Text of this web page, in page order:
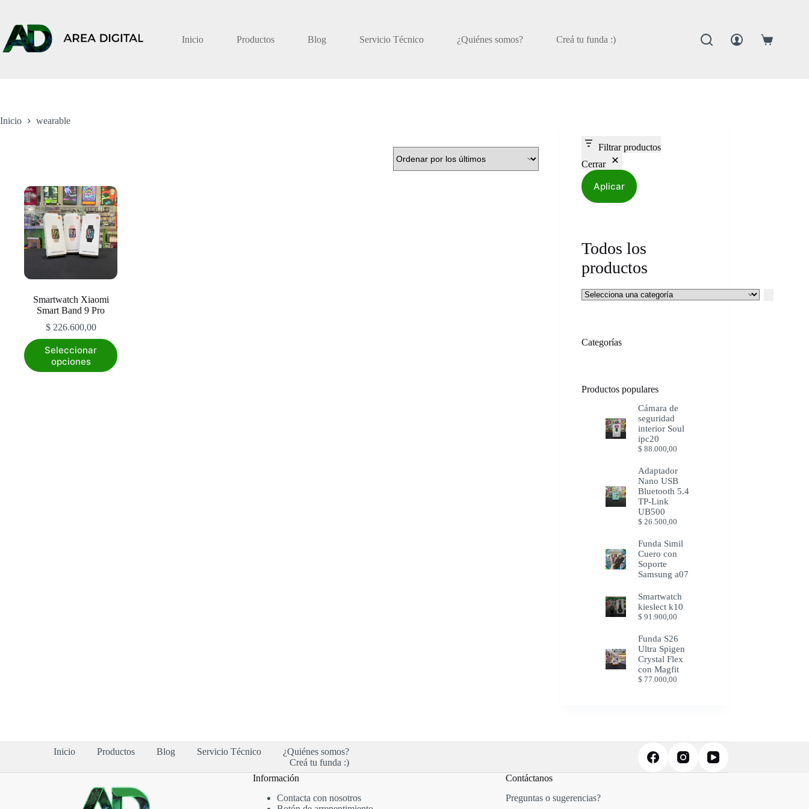
contenido
Inicio
Productos Blog Servicio Técnico ¿Quiénes somos? Creá tu funda :)
Carro
Inicio wearable
Smartwatch Xiaomi
Smart Band 9 Pro
$226.600,00
Seleccionar
opciones
producto
tiene
Filtrar productos
Cerrar
Aplicar
Todos los
productos
Selecciona
una
Categorías
Productos populares
Cámara de
seguridad
interior Soul
ipc20
$ 88.000,00
Adaptador
Nano USB
Bluetooth 5.4
TP-Link
UB500
$ 26.500,00
Funda Simil
Cuero con
Soporte
Samsung a07
Smartwatch
kieslect k10
$ 91.900,00
Funda S26
Ultra Spigen
Crystal Flex
con Magfit
$ 77.000,00
Inicio Productos Blog Servicio Técnico
¿Quiénes somos?
Creá tu funda :)
Información
Contacta con nosotros
Contáctanos
Preguntas o sugerencias?